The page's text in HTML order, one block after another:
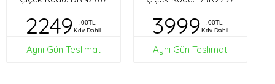
2249
,00TL
Kdv Dahil
Aynı Gün Teslimat
3999
,00TL
Kdv Dahil
Aynı Gün Teslimat